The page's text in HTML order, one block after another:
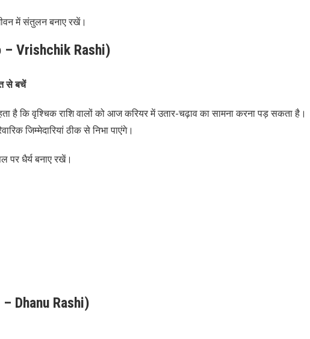
में संतुलन बनाए रखें।
– Vrishchik Rashi)
से बचें
कि वृश्चिक राशि वालों को आज करियर में उतार-चढ़ाव का सामना करना पड़ सकता है।
जिम्मेदारियां ठीक से निभा पाएंगे।
धैर्य बनाए रखें।
Dhanu Rashi)